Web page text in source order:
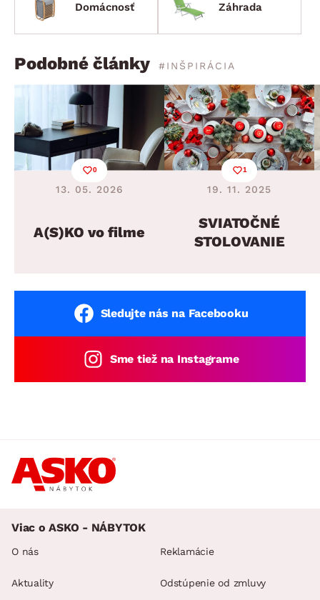
Domácnosť Záhrada
Podobné články #INŠPIRÁCIA
0
13. 05. 2026
A(S)KO vo filme
1
19. 11. 2025
SVIATOČNÉ
STOLOVANIE
Sledujte nás na Facebooku
Sme tiež na Instagrame
Viac o ASKO - NÁBYTOK
O nás
Aktuality
Reklamácie
Odstúpenie od zmluvy